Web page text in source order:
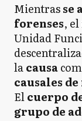
Mientrasse
forenses,
Unidad
lacausa
causales
Elcuerpo
grupo de